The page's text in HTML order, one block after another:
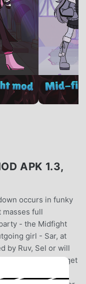
APK 1.3,
occurs in funky
full
- the Midfight
girl - Sar, at
by Ruv, Sel or will
battles?. Let's get
perfectly match.-